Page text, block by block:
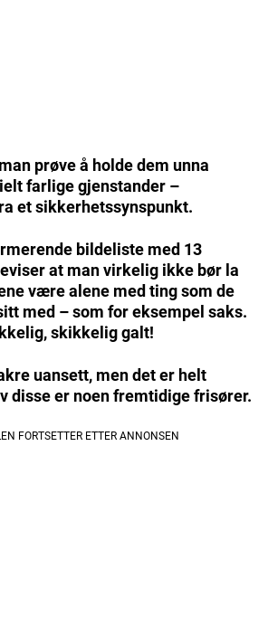
prøve å holde dem unna
farlige gjenstander –
et sikkerhetssynspunkt.
bildeliste med 13
at man virkelig ikke bør la
være alene med ting som de
med – som for eksempel saks.
skikkelig galt!
uansett, men det er helt
disse er noen fremtidige frisører.